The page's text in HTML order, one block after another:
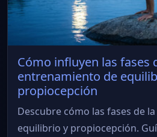
Cómo influyen las fases
entrenamiento de
propiocepción
Descubre cómo las fases de
equilibrio y propiocepción.